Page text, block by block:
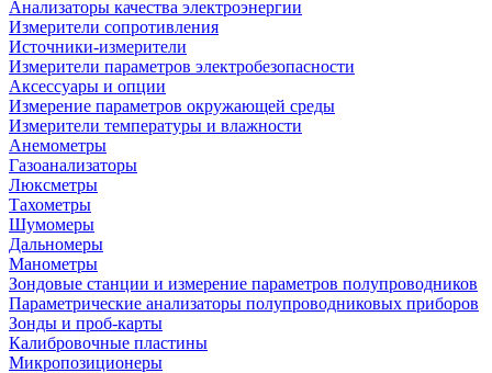
Анализаторы качества электроэнергии
Измерители сопротивления
Источники-измерители
Измерители параметров электробезопасности
Аксессуары и опции
Измерение параметров окружающей среды
Измерители температуры и влажности
Анемометры
Газоанализаторы
Люксметры
Тахометры
Шумомеры
Дальномеры
Манометры
Зондовые станции и измерение параметров полупроводников
Параметрические анализаторы полупроводниковых приборов
Зонды и проб-карты
Калибровочные пластины
Микропозиционеры